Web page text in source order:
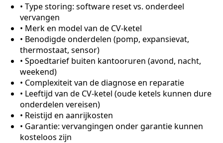
• Type storing: software reset vs. onderdeel
vervangen
• Merk en model van de CV-ketel
• Benodigde onderdelen (pomp, expansievat,
thermostaat, sensor)
• Spoedtarief buiten kantooruren (avond, nacht,
weekend)
• Complexiteit van de diagnose en reparatie
• Leeftijd van de CV-ketel (oude ketels kunnen dure
onderdelen vereisen)
• Reistijd en aanrijkosten
• Garantie: vervangingen onder garantie kunnen
kosteloos zijn